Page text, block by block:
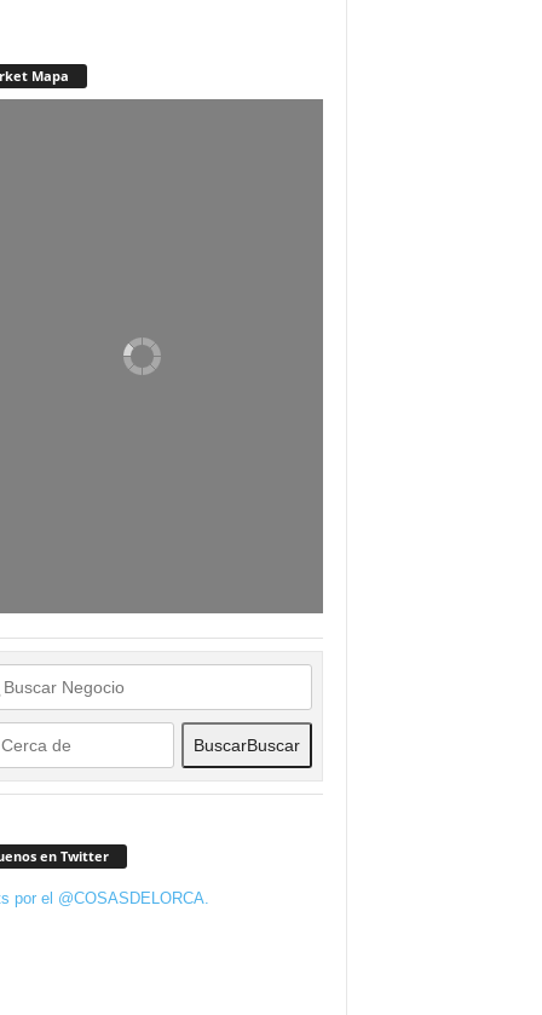
Mapa
BuscarBuscar
en Twitter
por el @COSASDELORCA.